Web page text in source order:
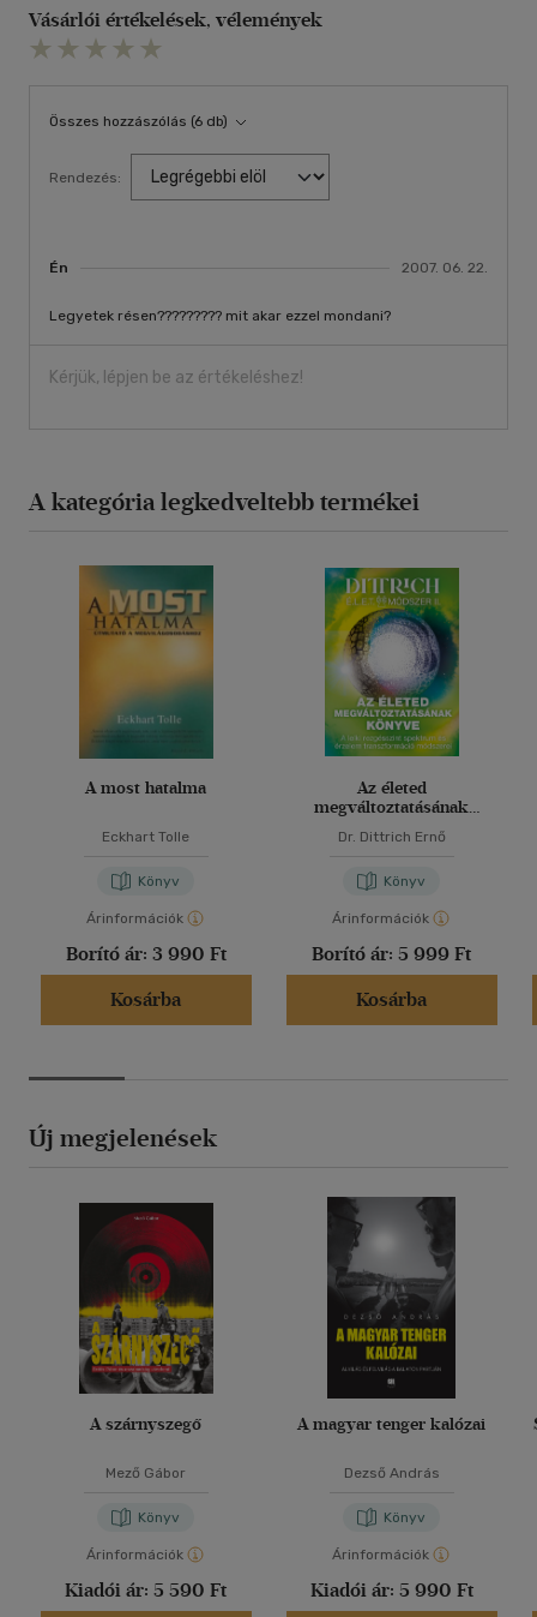
Vásárlói értékelések, vélemények
Összes hozzászólás (6 db)
Rendezés:
Én 2007. 06. 22.
Legyetek résen????????? mit akar ezzel mondani?
Kérjük, lépjen be az értékeléshez!
A kategória legkedveltebb termékei
A most hatalma
Eckhart Tolle
Könyv
Árinformációk
Borító ár: 3 990 Ft
Kosárba
Az életed
megváltoztatásának
Dr. Dittrich Ernő
Könyv
Árinformációk
Borító ár: 5 999 Ft
Kosárba
Új megjelenések
A szárnyszegő
Mező Gábor
Könyv
Árinformációk
Kiadói ár: 5 590 Ft
A magyar tenger kalózai
Dezső András
Könyv
Árinformációk
Kiadói ár: 5 990 Ft